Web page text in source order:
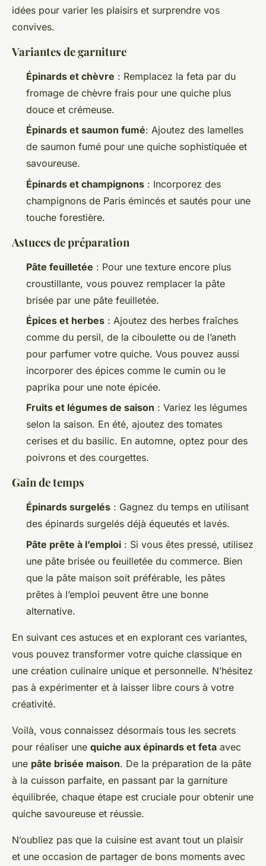
idées pour varier les plaisirs et surprendre vos
convives.
Variantes de garniture
Épinards et chèvre : Remplacez la feta par du
fromage de chèvre frais pour une quiche plus
douce et crémeuse.
Épinards et saumon fumé: Ajoutez des lamelles
de saumon fumé pour une quiche sophistiquée et
savoureuse.
Épinards et champignons : Incorporez des
champignons de Paris émincés et sautés pour une
touche forestière.
Astuces de préparation
Pâte feuilletée : Pour une texture encore plus
croustillante, vous pouvez remplacer la pâte
brisée par une pâte feuilletée.
Épices et herbes : Ajoutez des herbes fraîches
comme du persil, de la ciboulette ou de l’aneth
pour parfumer votre quiche. Vous pouvez aussi
incorporer des épices comme le cumin ou le
paprika pour une note épicée.
Fruits et légumes de saison : Variez les légumes
selon la saison. En été, ajoutez des tomates
cerises et du basilic. En automne, optez pour des
poivrons et des courgettes.
Gain de temps
Épinards surgelés : Gagnez du temps en utilisant
des épinards surgelés déjà équeutés et lavés.
Pâte prête à l’emploi : Si vous êtes pressé, utilisez
une pâte brisée ou feuilletée du commerce. Bien
que la pâte maison soit préférable, les pâtes
prêtes à l’emploi peuvent être une bonne
alternative.
En suivant ces astuces et en explorant ces variantes,
vous pouvez transformer votre quiche classique en
une création culinaire unique et personnelle. N’hésitez
pas à expérimenter et à laisser libre cours à votre
créativité.
Voilà, vous connaissez désormais tous les secrets
pour réaliser une quiche aux épinards et feta avec
une pâte brisée maison. De la préparation de la pâte
à la cuisson parfaite, en passant par la garniture
équilibrée, chaque étape est cruciale pour obtenir une
quiche savoureuse et réussie.
N’oubliez pas que la cuisine est avant tout un plaisir
et une occasion de partager de bons moments avec